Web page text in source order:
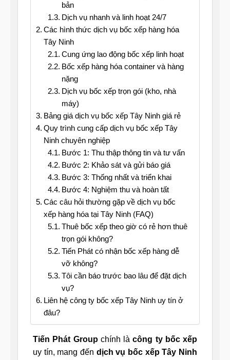
bản
Dịch vụ nhanh và linh hoạt 24/7
Các hình thức dịch vụ bốc xếp hàng hóa
Tây Ninh
Cung ứng lao động bốc xếp linh hoạt
Bốc xếp hàng hóa container và hàng
nặng
Dịch vụ bốc xếp trọn gói (kho, nhà
máy)
Bảng giá dịch vụ bốc xếp Tây Ninh giá rẻ
Quy trình cung cấp dịch vụ bốc xếp Tây
Ninh chuyên nghiệp
Bước 1: Thu thập thông tin và tư vấn
Bước 2: Khảo sát và gửi báo giá
Bước 3: Thống nhất và triển khai
Bước 4: Nghiệm thu và hoàn tất
Các câu hỏi thường gặp về dịch vụ bốc
xếp hàng hóa tại Tây Ninh (FAQ)
Thuê bốc xếp theo giờ có rẻ hơn thuê
trọn gói không?
Tiến Phát có nhận bốc xếp hàng dễ
vỡ không?
Tôi cần báo trước bao lâu để đặt dịch
vụ?
Liên hệ công ty bốc xếp Tây Ninh uy tín ở
đâu?
Tiến Phát Group chính làcông ty bốc xếp
uy tín, mang đến dịch vụ bốc xếp Tây Ninh